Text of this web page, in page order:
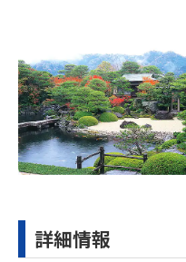
詳細情報